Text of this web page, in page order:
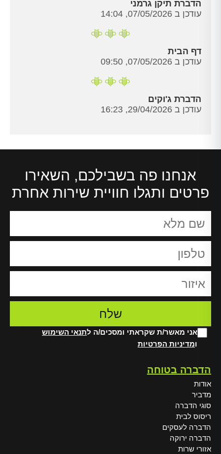
הדברת תיקן גרמני
עודכן ב 07/05/2026, 14:04
דף הבית
עודכן ב 07/05/2026, 09:50
הדברת ג'וקים
עודכן ב 29/04/2026, 16:23
אנחנו פה בשבילכם, השאירו
פרטים ותגלו חוויית שירות אחרת
אני מאשר/ת שקראתי ומסכים/ה לתנאי השימוש
ומדיניות הפרטיות
הדברה בטוחה
אודות
מדביר
סוגי הדברה
ריסוס לבית
הדברה לעסקים
הדברה ירוקה
אזורי שרות